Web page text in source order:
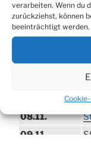
verarbeiten. Wenn du
zurückziehst, können
beeinträchtigt werden.
19.09.
ab 24.09.
17.10.
08.11.
09.11.